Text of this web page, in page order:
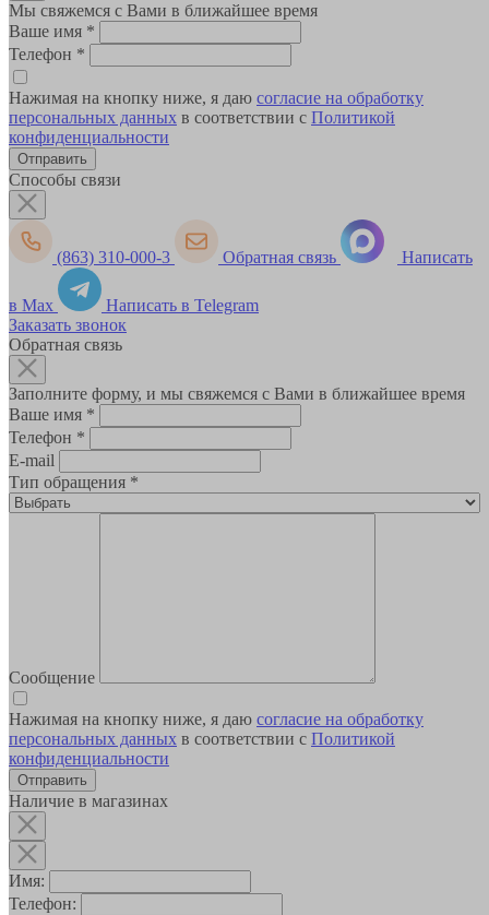
Мы свяжемся с Вами в ближайшее время
Ваше имя *
Телефон *
Нажимая на кнопку ниже, я даю согласие на обработку
персональных данных в соответствии с Политикой
конфиденциальности
Способы связи
(863) 310-000-3 Обратная связь Написать
в Max
Написать в Telegram
Заказать звонок
Обратная связь
Заполните форму, и мы свяжемся с Вами в ближайшее время
Ваше имя *
Телефон *
E-mail
Тип обращения *
Сообщение
Нажимая на кнопку ниже, я даю согласие на обработку
персональных данных в соответствии с Политикой
конфиденциальности
Наличие в магазинах
Имя:
Телефон: